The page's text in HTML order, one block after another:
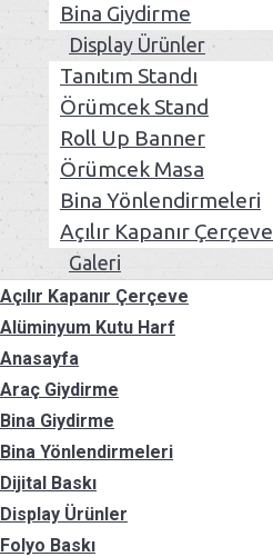
Bina Giydirme
Display Ürünler
Tanıtım Standı
Örümcek Stand
Roll Up Banner
Örümcek Masa
Bina Yönlendirmeleri
Açılır Kapanır Çerçeve
Galeri
Açılır Kapanır Çerçeve
Alüminyum Kutu Harf
Anasayfa
Araç Giydirme
Bina Giydirme
Bina Yönlendirmeleri
Dijital Baskı
Display Ürünler
Folyo Baskı